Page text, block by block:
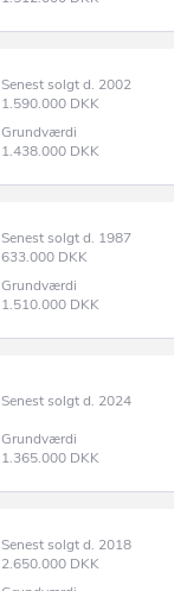
Senest solgt d. 2002
1.590.000 DKK
Grundværdi
1.438.000 DKK
Senest solgt d. 1987
633.000 DKK
Grundværdi
1.510.000 DKK
Senest solgt d. 2024
Grundværdi
1.365.000 DKK
Senest solgt d. 2018
2.650.000 DKK